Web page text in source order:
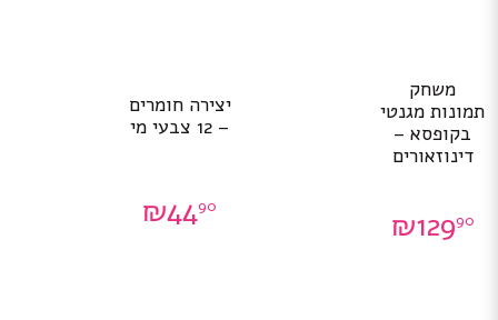
משחק
תמונות מגנטי
בקופסא –
דינוזאורים
₪12990
יצירה חומרים
– 12 צבעי מי
₪4490